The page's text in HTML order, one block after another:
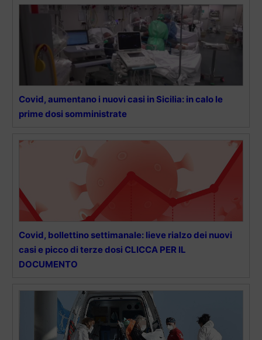
Covid, aumentano i nuovi casi in Sicilia: in calo le
prime dosi somministrate
Covid, bollettino settimanale: lieve rialzo dei nuovi
casi e picco di terze dosi CLICCA PER IL
DOCUMENTO